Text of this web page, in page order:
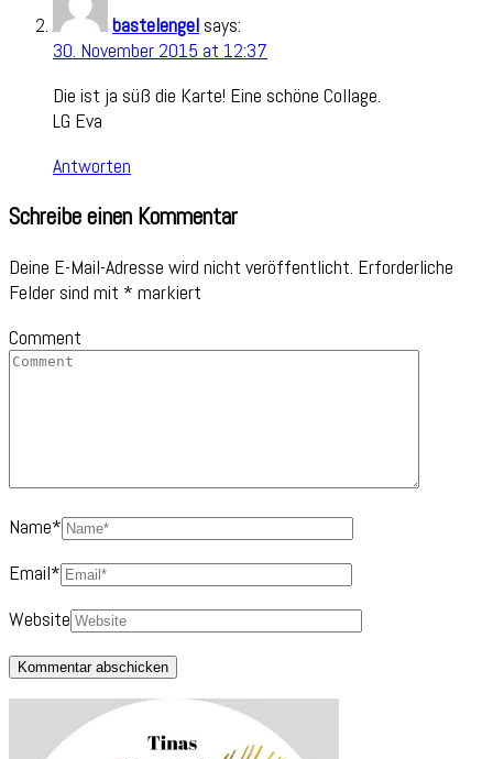
bastelengel says:
30. November 2015 at 12:37
Die ist ja süß die Karte! Eine schöne Collage.
LG Eva
Antworten
Schreibe einen Kommentar
Deine E-Mail-Adresse wird nicht veröffentlicht. Erforderliche
Felder sind mit * markiert
Comment
Name*
Email*
Website